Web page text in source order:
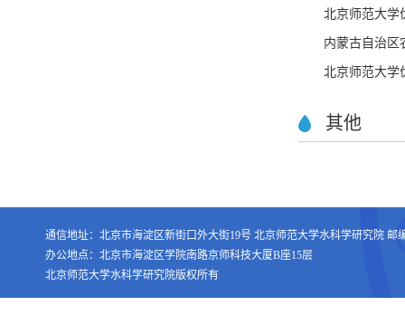
北京师范大学
内蒙古自治区
北京师范大学
其他
通信地址：北京市海淀区新街口外大街19号 北京师范大学水科学研究院 邮
办公地点：北京市海淀区学院南路京师科技大厦B座15层
北京师范大学水科学研究院版权所有